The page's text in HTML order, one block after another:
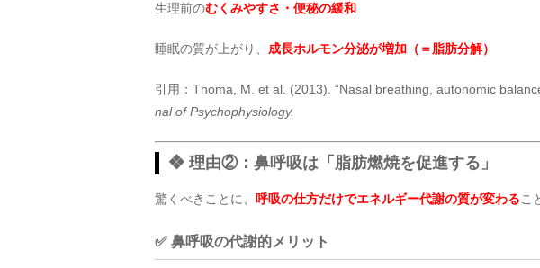
生理前のむくみやすさ・便秘の緩和
睡眠の質が上がり、 成長ホルモン分泌が増加（＝脂肪分解）
引用：Thoma, M. et al. (2013). “Nasal breathing, autonomic
nal of Psychophysiology.
❖ 理由②：鼻呼吸は「脂肪燃焼を促進する」
驚くべきことに、 呼吸の仕方だけでエネルギー代謝の質が変わるこ
✅ 鼻呼吸の代謝的メリット